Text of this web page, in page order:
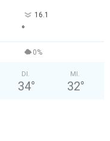
16.1
°
0%
DI.
34°
MI.
32°